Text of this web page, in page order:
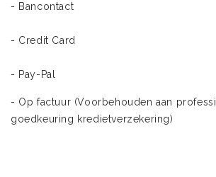
- Bancontact
- Credit Card
- Pay-Pal
- Op factuur (Voorbehouden aan
goedkeuring kredietverzekering)